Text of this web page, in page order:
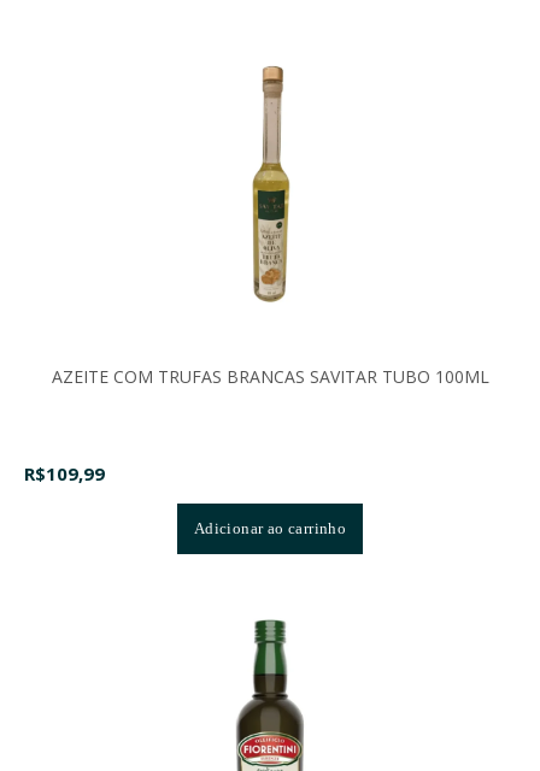
AZEITE COM TRUFAS BRANCAS SAVITAR TUBO 100ML
R$109,99
Adicionar ao carrinho